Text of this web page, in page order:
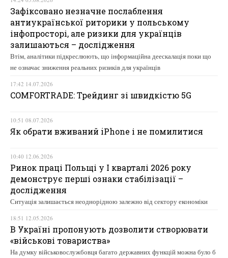
Зафіксовано незначне послаблення
антиукраїнської риторики у польському
інфопросторі, але ризики для українців
залишаються – дослідження
Втім, аналітики підкреслюють, що інформаційна деескалація поки що
не означає зниження реальних ризиків для українців
17:42 14.07.2026
COMFORTRADE: Трейдинг зі швидкістю 5G
10:51 08.07.2026
Як обрати вживаний iPhone і не помилитися
10:40 12.06.2026
Ринок праці Польщі у І кварталі 2026 року
демонструє перші ознаки стабілізації –
дослідження
Ситуація залишається неоднорідною залежно від сектору економіки
18:51 12.05.2026
В Україні пропонують дозволити створювати
«військові товариства»
На думку військовослужбовця багато державних функцій можна було б